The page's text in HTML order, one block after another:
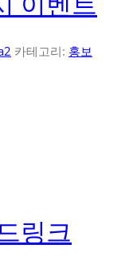
카테고리: 홍보
링크